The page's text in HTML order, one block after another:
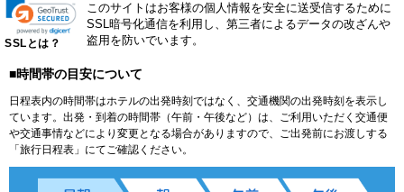
SSLとは？
このサイトはお客様の個人情報を安全に送受信するために
SSL暗号化通信を利用し、第三者によるデータの改ざんや
盗用を防いでいます。
■時間帯の目安について
日程表内の時間帯はホテルの出発時刻ではなく、交通機関の出発時刻を表示し
ています。出発・到着の時間帯（午前・午後など）は、ご利用いただく交通便
や交通事情などにより変更となる場合がありますので、ご出発前にお渡しする
「旅行日程表」にてご確認ください。